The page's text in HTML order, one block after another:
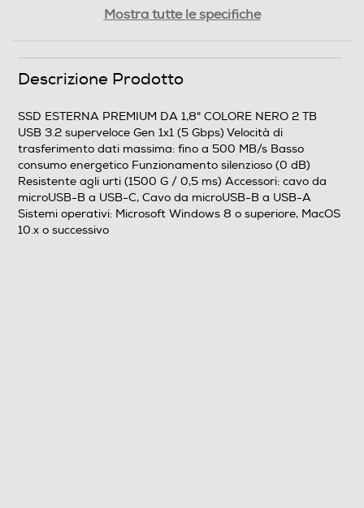
Descrizione
Alimentazione
Esterna
Accessori in dotazione
Cavo da microUSB-B a USB-C, Cavo da microUSB-B a
USB-A
Mostra tutte le specifiche
Descrizione Prodotto
SSD ESTERNA PREMIUM DA 1,8" COLORE NERO 2 TB
USB 3.2 superveloce Gen 1x1 (5 Gbps) Velocità di
trasferimento dati massima: fino a 500 MB/s Basso
consumo energetico Funzionamento silenzioso (0 dB)
Resistente agli urti (1500 G / 0,5 ms) Accessori: cavo da
microUSB-B a USB-C, Cavo da microUSB-B a USB-A
Sistemi operativi: Microsoft Windows 8 o superiore, MacOS
10.x o successivo